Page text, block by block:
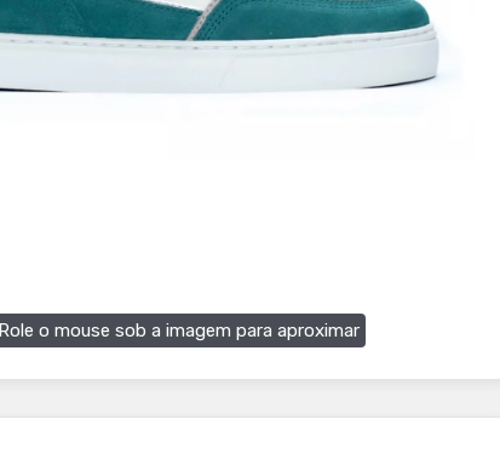
Role o mouse sob a imagem para aproximar